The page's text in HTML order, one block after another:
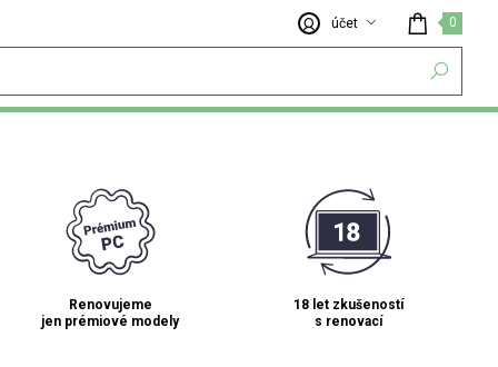
účet 0
Renovujeme
jen prémiové modely
18 let zkušeností
s renovací